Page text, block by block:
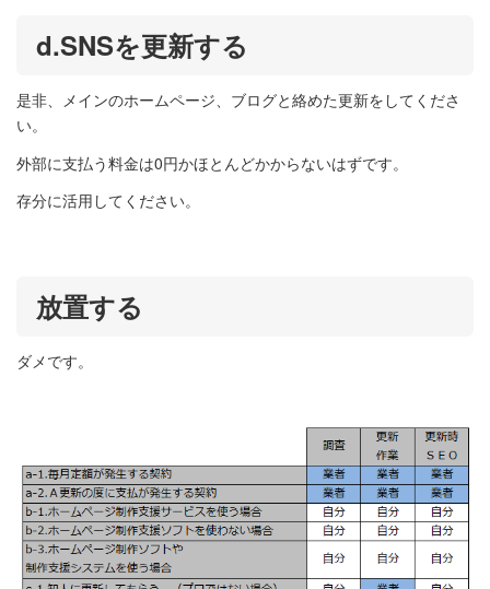
d.SNSを更新する
是非、メインのホームページ、ブログと絡めた更新をしてくださ
い。
外部に支払う料金は0円かほとんどかからないはずです。
存分に活用してください。
放置する
ダメです。